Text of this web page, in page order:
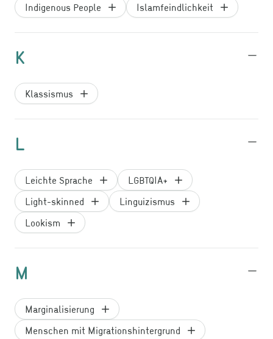
Indigenous People Islamfeindlichkeit
K
Klassismus
L
Leichte Sprache
LGBTQIA+
Light-skinned
Linguizismus
Lookism
M
Marginalisierung
Menschen mit Migrationshintergrund